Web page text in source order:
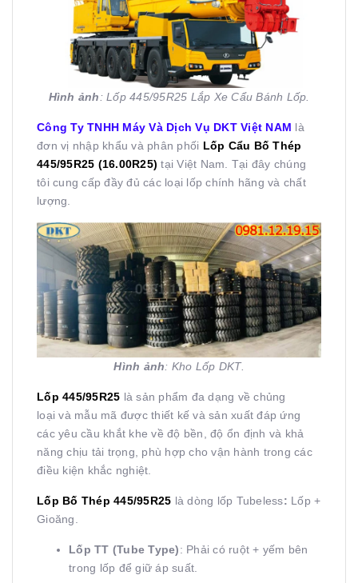
Hình ảnh : Lốp 445/95R25 Lắp Xe Cẩu Bánh Lốp.
Công Ty TNHH Máy Và Dịch Vụ DKT Việt NAM là
đơn vị nhập khẩu và phân phối Lốp Cẩu Bố Thép
445/95R25 (16.00R25) tại Việt Nam. Tại đây chúng
tôi cung cấp đầy đủ các loại lốp chính hãng và chất
lượng.
Hình ảnh: Kho Lốp DKT.
Lốp 445/95R25 là sản phẩm đa dạng về chủng
loại và mẫu mã được thiết kế và sản xuất đáp ứng
các yêu cầu khắt khe về độ bền, độ ổn định và khả
năng chịu tải trọng, phù hợp cho vận hành trong các
điều kiện khắc nghiệt.
Lốp Bố Thép 445/95R25 là dòng lốp Tubeless: Lốp +
Gioăng.
Lốp TT (Tube Type): Phải có ruột + yếm bên
trong lốp để giữ áp suất.